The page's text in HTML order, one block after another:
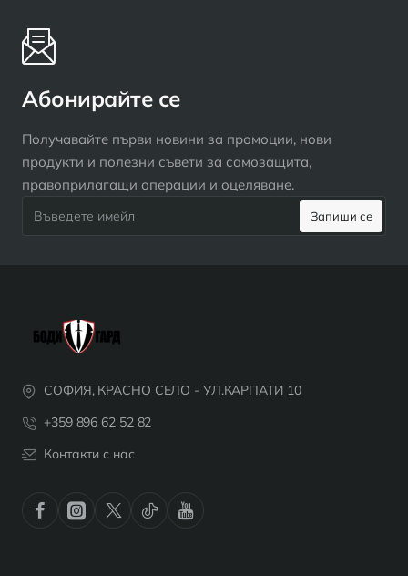
Абонирайте се
Получавайте първи новини за промоции, нови
продукти и полезни съвети за самозащита,
правоприлагащи операции и оцеляване.
имейл
Запиши се
СОФИЯ, КРАСНО СЕЛО - УЛ.КАРПАТИ 10
+359 896 62 52 82
Контакти с нас